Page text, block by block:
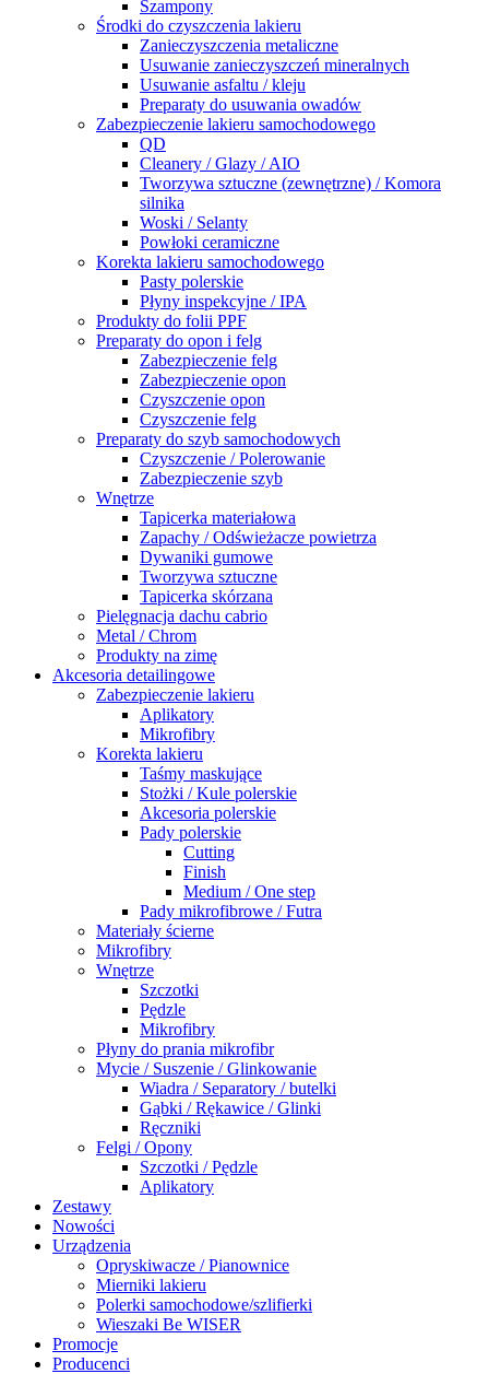
Szampony
Środki do czyszczenia lakieru
Zanieczyszczenia metaliczne
Usuwanie zanieczyszczeń mineralnych
Usuwanie asfaltu / kleju
Preparaty do usuwania owadów
Zabezpieczenie lakieru samochodowego
QD
Cleanery / Glazy / AIO
Tworzywa sztuczne (zewnętrzne) / Komora
silnika
Woski / Selanty
Powłoki ceramiczne
Korekta lakieru samochodowego
Pasty polerskie
Płyny inspekcyjne / IPA
Produkty do folii PPF
Preparaty do opon i felg
Zabezpieczenie felg
Zabezpieczenie opon
Czyszczenie opon
Czyszczenie felg
Preparaty do szyb samochodowych
Czyszczenie / Polerowanie
Zabezpieczenie szyb
Wnętrze
Tapicerka materiałowa
Zapachy / Odświeżacze powietrza
Dywaniki gumowe
Tworzywa sztuczne
Tapicerka skórzana
Pielęgnacja dachu cabrio
Metal / Chrom
Produkty na zimę
Akcesoria detailingowe
Zabezpieczenie lakieru
Aplikatory
Mikrofibry
Korekta lakieru
Taśmy maskujące
Stożki / Kule polerskie
Akcesoria polerskie
Pady polerskie
Cutting
Finish
Medium / One step
Pady mikrofibrowe / Futra
Materiały ścierne
Mikrofibry
Wnętrze
Szczotki
Pędzle
Mikrofibry
Płyny do prania mikrofibr
Mycie / Suszenie / Glinkowanie
Wiadra / Separatory / butelki
Gąbki / Rękawice / Glinki
Ręczniki
Felgi / Opony
Szczotki / Pędzle
Aplikatory
Zestawy
Nowości
Urządzenia
Opryskiwacze / Pianownice
Mierniki lakieru
Polerki samochodowe/szlifierki
Wieszaki Be WISER
Promocje
Producenci